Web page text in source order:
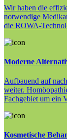
Wir haben die
notwendige
die ROWA-
Moderne
Aufbauend auf
weiter.
Fachgebiet um ein
Kosmetische